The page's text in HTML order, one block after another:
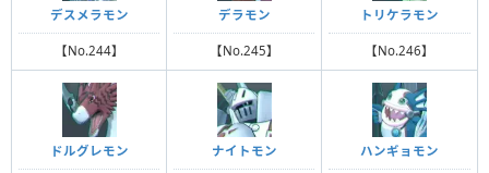
デスメラモン
【No.244】
デラモン
【No.245】
トリケラモン
【No.246】
ドルグレモン ナイトモン ハンギョモン